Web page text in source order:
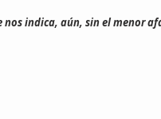
nos indica, aún, sin el menor